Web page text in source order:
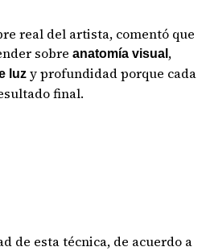
real del artista, comentó que
sobre anatomía visual ,
luz y profundidad porque cada
final.
de esta técnica, de acuerdo a